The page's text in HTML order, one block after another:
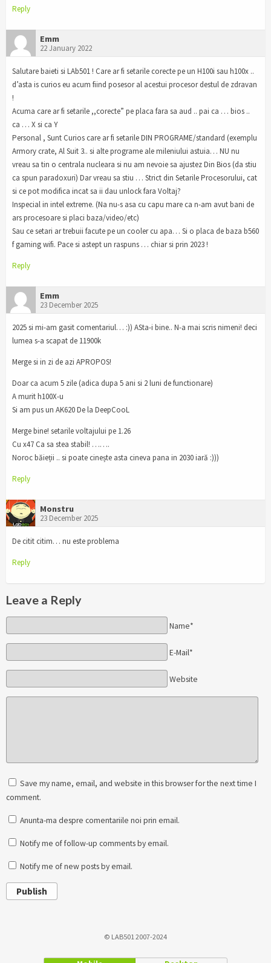
Reply
Emm
22 January 2022
Salutare baieti si LAb501 ! Care ar fi setarile corecte pe un H100i sau h100x ..
d’asta is curios eu acum fiind posesor al acestui procesor destul de zdravan
!
Acuma care ar fi setarile ,,corecte” pe placa fara sa aud .. pai ca … bios ..
ca … X si ca Y
Personal , Sunt Curios care ar fi setarile DIN PROGRAME/standard (exemplu
Armory crate, Al Suit 3.. si alte programe ale mileniului astuia… NU nu
vreau sa tin o centrala nucleara si nu am nevoie sa ajustez Din Bios (da stiu
ca spun paradoxuri) Dar vreau sa stiu … Strict din Setarile Procesorului, cat
si ce pot modifica incat sa ii dau unlock fara Voltaj?
Inspecial in intel extreme. (Na nu-s asa cu capu mare ca n-am avut bani de
ars procesoare si placi baza/video/etc)
Sau ce setari ar trebuii facute pe un cooler cu apa… Si o placa de baza b560
f gaming wifi. Pace si astept un raspuns … chiar si prin 2023 !
Reply
Emm
23 December 2025
2025 si mi-am gasit comentariul… :)) ASta-i bine.. N-a mai scris nimeni! deci
lumea s-a scapat de 11900k
Merge si in zi de azi APROPOS!
Doar ca acum 5 zile (adica dupa 5 ani si 2 luni de functionare)
A murit h100X-u
Si am pus un AK620 De la DeepCooL
Merge bine! setarile voltajului pe 1.26
Cu x47 Ca sa stea stabil! …….
Noroc băieții .. si poate cinește asta cineva pana in 2030 iară :)))
Reply
Monstru
23 December 2025
De citit citim… nu este problema
Reply
Leave a Reply
Name*
E-Mail*
Website
Save my name, email, and website in this browser for the next time I
comment.
Anunta-ma despre comentariile noi prin email.
Notify me of follow-up comments by email.
Notify me of new posts by email.
Publish
© LAB501 2007-2024